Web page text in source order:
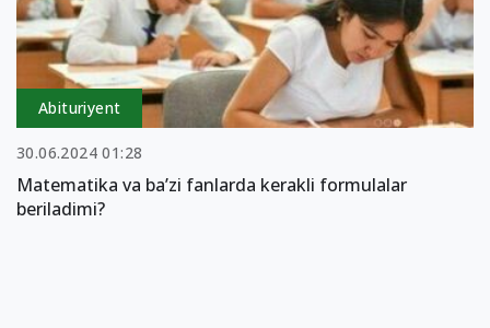
Abituriyent
30.06.2024 01:28
Matematika va ba’zi fanlarda kerakli formulalar
beriladimi?